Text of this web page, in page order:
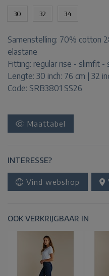
30 32 34
Samenstelling: 70% cotton
elastane
Fitting: regular rise - slimfit -
Lengte: 30 inch: 76 cm | 32
Code: SRB3801 SS26
Maattabel
INTERESSE?
Vind webshop
OOK VERKRIJGBAAR IN